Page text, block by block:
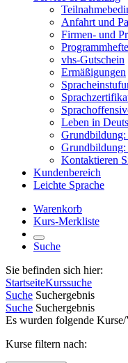
Anfahrt und
Firmen- und
Programmhefte
vhs-Gutschein
Ermäßigungen
Leben in
Grundbildung:
Grundbildung:
Kontaktieren
Kundenbereich
Leichte Sprache
Warenkorb
Kurs-Merkliste
Suche
Sie befinden sich hier:
StartseiteKurssuche
Suche Suchergebnis
Suche Suchergebnis
Es wurden folgende
Kurse filtern nach: